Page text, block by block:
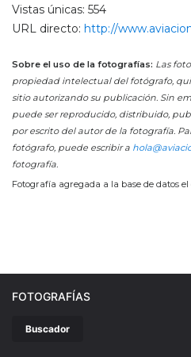
Vistas únicas: 554
URL directo: http://
Sobre el uso de la fotografías: Las
propiedad intelectual del fotógrafo,
sitio autorizando su publicación. Sin
puede ser reproducido, distribuido,
por escrito del autor de la fotografía.
fotógrafo, puede escribir a
fotografía.
Fotografía agregada a la base de datos el
FOTOGRAFÍAS
Buscador